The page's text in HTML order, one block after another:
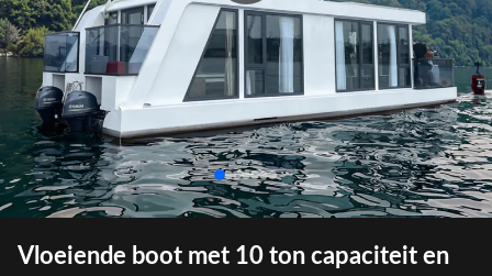
Vloeiende boot met 10 ton capaciteit en